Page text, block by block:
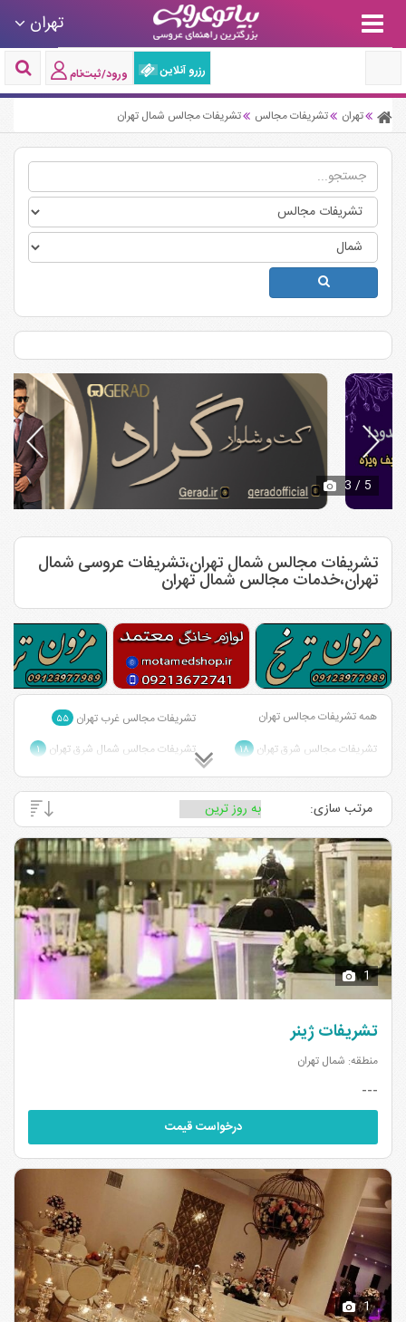
تهران
رزرو آنلاین ورود/ثبت‌نام
تهران تشریفات مجالس تشریفات مجالس شمال تهران
3 / 5
تشریفات مجالس شمال تهران،تشریفات عروسی شمال
تهران،خدمات مجالس شمال تهران
همه تشریفات مجالس تهران تشریفات مجالس غرب تهران ۵۵
تشریفات مجالس شرق تهران ۱۸ تشریفات مجالس شمال شرق تهران ۱
تشریفات مجالس احمد آباد مستوفی
تهران ۱
تشریفات مجالس مرکز تهران ۴
مرتب سازی:
1
تشریفات ژینر
منطقه: شمال تهران
---
درخواست قیمت
1